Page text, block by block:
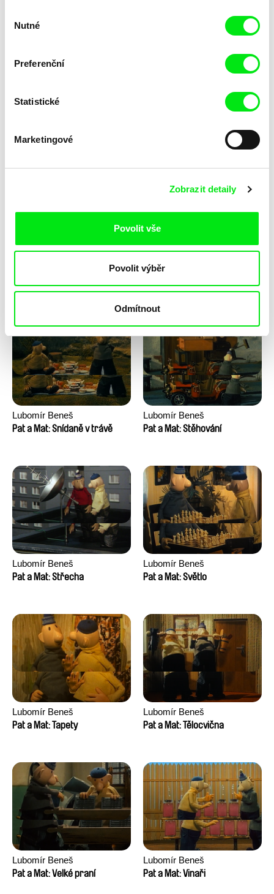
souhlasu
Nutné
Preferenční
Statistické
Marketingové
Zobrazit detaily
Povolit vše
Povolit výběr
Odmítnout
Lubomír Beneš
Lubomír Beneš
Pat a Mat: Snídaně v trávě
Lubomír Beneš
Pat a Mat: Stěhování
Lubomír Beneš
Pat a Mat: Střecha
Lubomír Beneš
Pat a Mat: Světlo
Lubomír Beneš
Pat a Mat: Tapety
Lubomír Beneš
Pat a Mat: Tělocvična
Lubomír Beneš
Pat a Mat: Velké praní
Lubomír Beneš
Pat a Mat: Vinaři